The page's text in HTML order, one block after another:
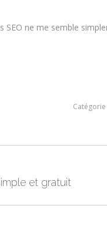
ne me semble
Catégorie
et gratuit